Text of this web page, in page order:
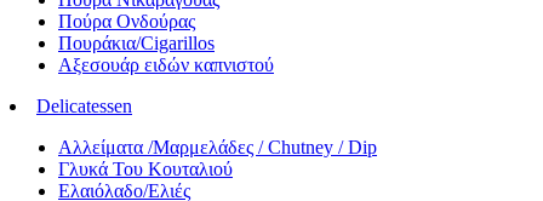
Πούρα Ονδούρας
Πουράκια/Cigarillos
Αξεσουάρ ειδών καπνιστού
Delicatessen
Αλλείματα /Μαρμελάδες / Chutney / Dip
Γλυκά Του Κουταλιού
Ελαιόλαδο/Ελιές